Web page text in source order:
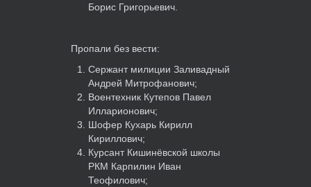
Борис Григорьевич.
Пропали без вести:
Сержант милиции Заливадный
Андрей Митрофанович;
Воентехник Кутепов Павел
Илларионович;
Шофер Кухарь Кирилл
Кириллович;
Курсант Кишинёвской школы
РКМ Карпилин Иван
Теофилович;